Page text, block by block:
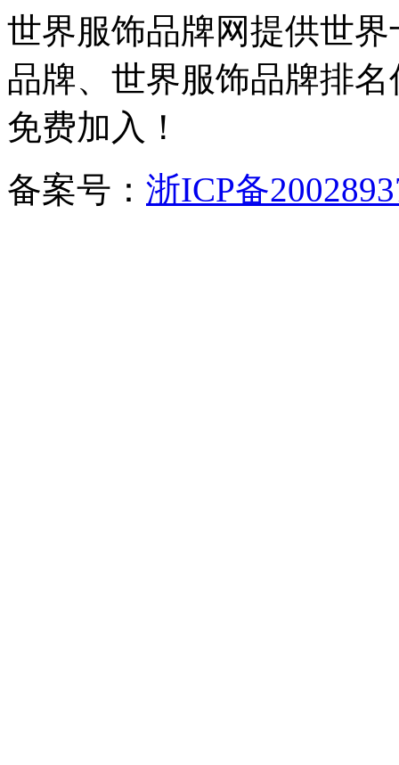
世界服饰品牌网提供世
品牌、世界服饰品牌排
免费加入！
备案号： 浙ICP备